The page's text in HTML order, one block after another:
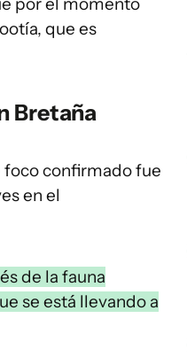
que es
Bretaña
confirmado fue
en el
de la fauna
se está llevando a